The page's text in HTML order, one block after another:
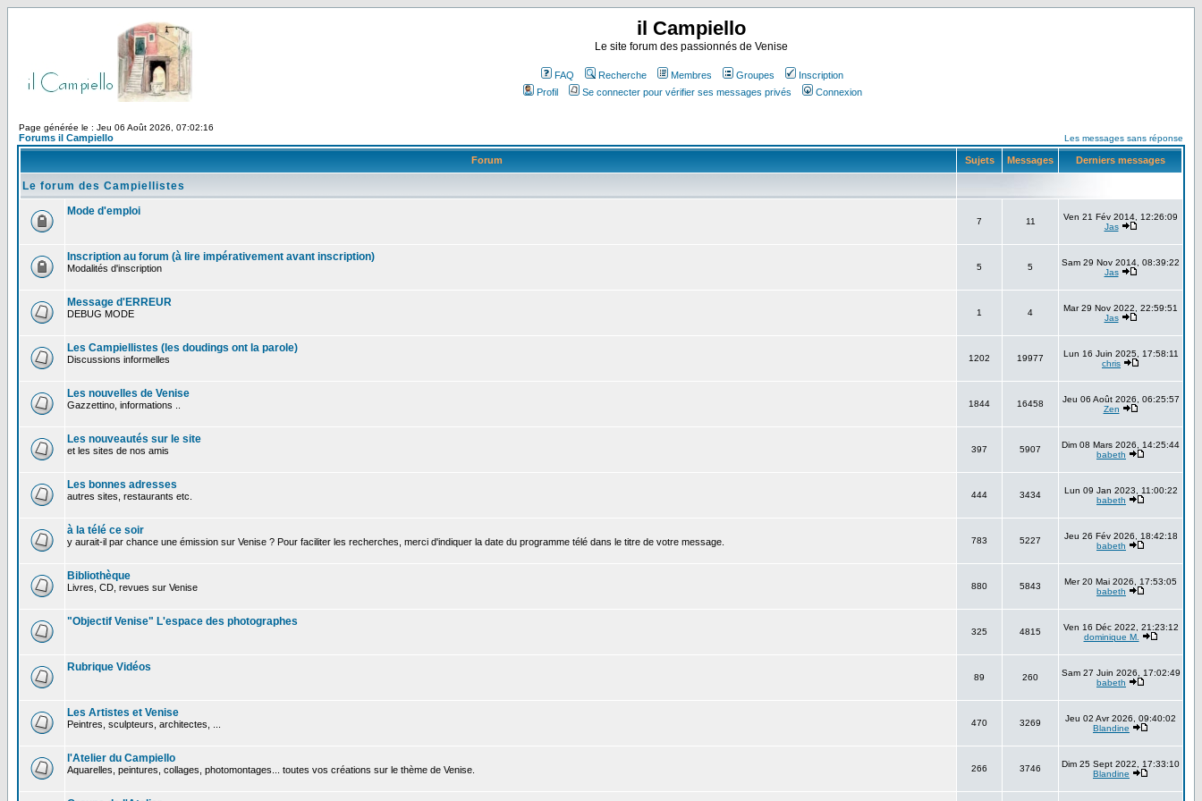
il Campiello
Le site forum des passionnés de Venise
FAQ Recherche Membres Groupes
Inscription
Profil
Se connecter pour vérifier ses messages privés Connexion
Page générée le : Jeu 06 Août 2026, 07:02:16
Forums il Campiello Les messages sans réponse
Forum Sujets Messages Derniers messages
Le forum des Campiellistes
Mode d'emploi
7 11
Ven 21 Fév 2014, 12:26:09
Jas
Inscription au forum (à lire impérativement avant inscription)
Modalités d'inscription 5 5
Sam 29 Nov 2014, 08:39:22
Jas
Message d'ERREUR
DEBUG MODE 1 4
Mar 29 Nov 2022, 22:59:51
Jas
Les Campiellistes (les doudings ont la parole)
Discussions informelles 1202 19977
Lun 16 Juin 2025, 17:58:11
chris
Les nouvelles de Venise
Gazzettino, informations .. 1844 16458
Jeu 06 Août 2026, 06:25:57
Zen
Les nouveautés sur le site
et les sites de nos amis 397 5907
Dim 08 Mars 2026, 14:25:44
babeth
Les bonnes adresses
autres sites, restaurants etc. 444 3434
Lun 09 Jan 2023, 11:00:22
babeth
à la télé ce soir
y aurait-il par chance une émission sur Venise ? Pour faciliter les recherches, merci d'indiquer la date du programme télé dans le titre de votre message. 783 5227
Jeu 26 Fév 2026, 18:42:18
babeth
Bibliothèque
Livres, CD, revues sur Venise 880 5843
Mer 20 Mai 2026, 17:53:05
babeth
"Objectif Venise" L'espace des photographes
325 4815
Ven 16 Déc 2022, 21:23:12
dominique M.
Rubrique Vidéos
89 260
Sam 27 Juin 2026, 17:02:49
babeth
Les Artistes et Venise
Peintres, sculpteurs, architectes, ... 470 3269
Jeu 02 Avr 2026, 09:40:02
Blandine
l'Atelier du Campiello
Aquarelles, peintures, collages, photomontages... toutes vos créations sur le thème de Venise. 266 3746
Dim 25 Sept 2022, 17:33:10
Blandine